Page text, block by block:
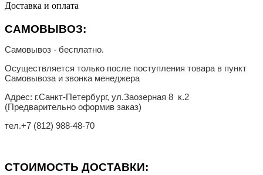
Доставка и оплата
САМОВЫВОЗ:
Самовывоз - бесплатно.
Осуществляется только после поступления товара в пункт
Самовывоза и звонка менеджера
Адрес: г.Санкт-Петербург, ул.Заозерная 8 к.2
(Предварительно оформив заказ)
тел.+7 (812) 988-48-70
СТОИМОСТЬ ДОСТАВКИ: